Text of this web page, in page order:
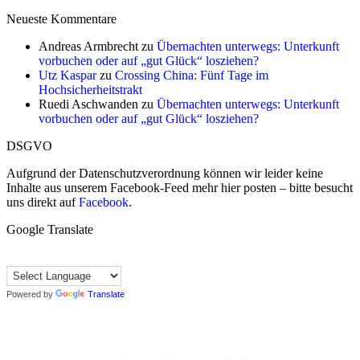
Neueste Kommentare
Andreas Armbrecht zu Übernachten unterwegs: Unterkunft
vorbuchen oder auf „gut Glück“ losziehen?
Utz Kasparzu Crossing China: Fünf Tage im
Hochsicherheitstrakt
Ruedi Aschwanden zu Übernachten unterwegs: Unterkunft
vorbuchen oder auf „gut Glück“ losziehen?
DSGVO
Aufgrund der Datenschutzverordnung können wir leider keine
Inhalte aus unserem Facebook-Feed mehr hier posten – bitte besucht
uns direkt aufFacebook.
Google Translate
Powered by Translate